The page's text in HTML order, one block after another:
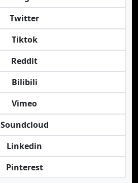
Twitter
Tiktok
Reddit
Bilibili
Vimeo
Soundcloud
Linkedin
Pinterest